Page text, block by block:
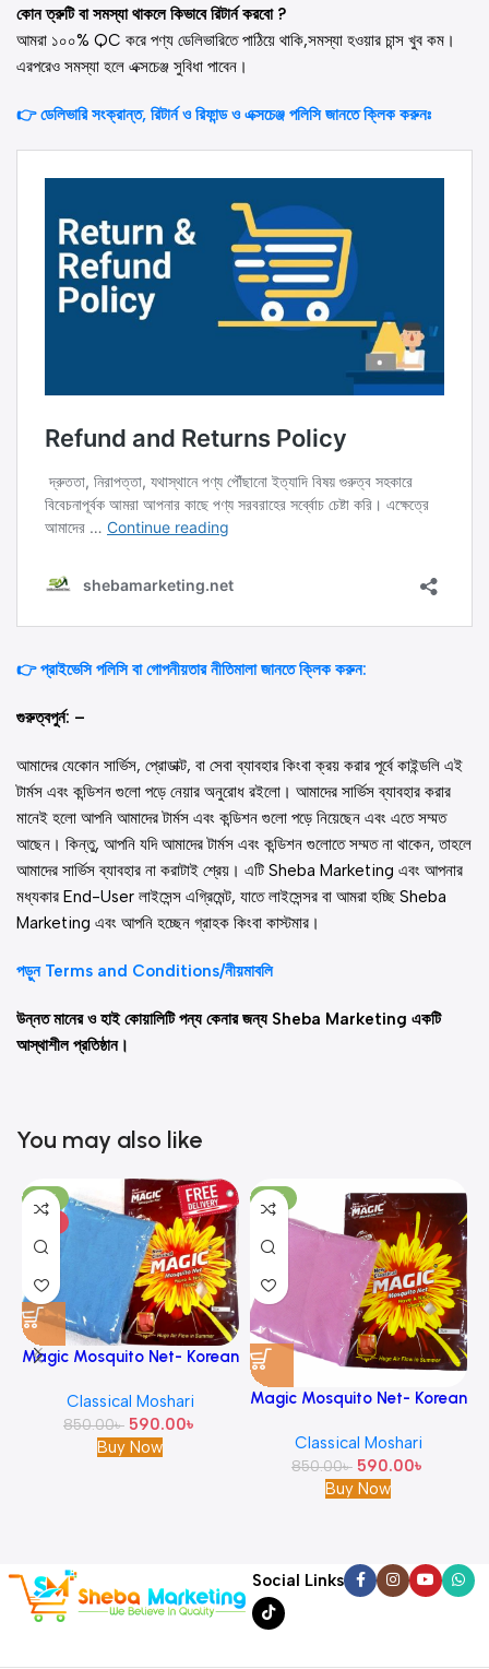
কোন ত্রুটি বা সমস্যা থাকলে কিভাবে রিটার্ন করবো ?
আমরা ১০০% QC করে পণ্য ডেলিভারিতে পাঠিয়ে থাকি,সমস্যা হওয়ার চান্স খুব কম।
এরপরেও সমস্যা হলে এক্সচেঞ্জ সুবিধা পাবেন।
👉 ডেলিভারি সংক্রান্ত, রিটার্ন ও রিফান্ড ও এক্সচেঞ্জ পলিসি জানতে ক্লিক করুনঃ
👉 প্রাইভেসি পলিসি বা গোপনীয়তার নীতিমালা জানতে ক্লিক করুন:
গুরুত্বপুর্ন: –
আমাদের যেকোন সার্ভিস, প্রোডাক্ট, বা সেবা ব্যাবহার কিংবা ক্রয় করার পূর্বে কাইন্ডলি এই
টার্মস এবং কন্ডিশন গুলো পড়ে নেয়ার অনুরোধ রইলো। আমাদের সার্ভিস ব্যাবহার করার
মানেই হলো আপনি আমাদের টার্মস এবং কন্ডিশন গুলো পড়ে নিয়েছেন এবং এতে সম্মত
আছেন। কিন্তু, আপনি যদি আমাদের টার্মস এবং কন্ডিশন গুলোতে সম্মত না থাকেন, তাহলে
আমাদের সার্ভিস ব্যাবহার না করাটাই শ্রেয়। এটি Sheba Marketing এবং আপনার
মধ্যকার End-User লাইসেন্স এগ্রিমেন্ট, যাতে লাইসেন্সর বা আমরা হচ্ছি Sheba
Marketing এবং আপনি হচ্ছেন গ্রাহক কিংবা কাস্টমার।
পড়ুন Terms and Conditions/নীয়মাবলি
উন্নত মানের ও হাই কোয়ালিটি পন্য কেনার জন্য Sheba Marketing একটি
আস্থাশীল প্রতিষ্ঠান।
You may also like
-31%
Magic Mosquito Net- Korean
-Sky Blue
Classical Moshari
850.00৳ 590.00৳
Buy Now
-31%
Magic Mosquito Net- Korean
-Pink
Classical Moshari
850.00৳ 590.00৳
Buy Now
Social Links